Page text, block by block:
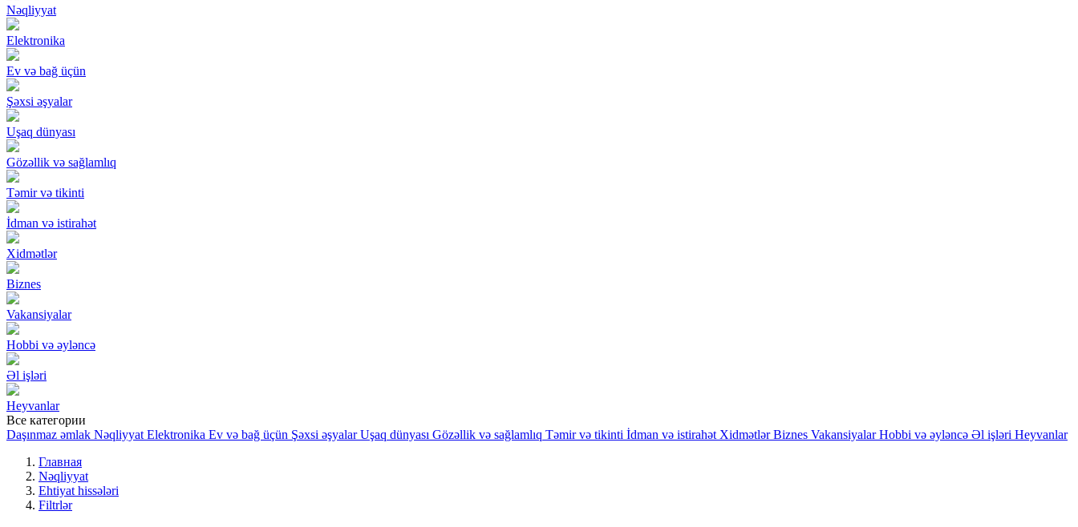
Nəqliyyat
Elektronika
Ev və bağ üçün
Şəxsi əşyalar
Uşaq dünyası
Gözəllik və sağlamlıq
Təmir və tikinti
İdman və istirahət
Xidmətlər
Biznes
Vakansiyalar
Hobbi və əyləncə
Əl işləri
Heyvanlar
Все категории
Daşınmaz əmlak Nəqliyyat Elektronika Ev və bağ üçün Şəxsi əşyalar Uşaq dünyası Gözəllik və sağlamlıq Təmir və tikinti İdman və istirahət Xidmətlər Biznes Vakansiyalar Hobbi və əyləncə Əl işləri Heyvanlar
Главная
Nəqliyyat
Ehtiyat hissələri
Filtrlər